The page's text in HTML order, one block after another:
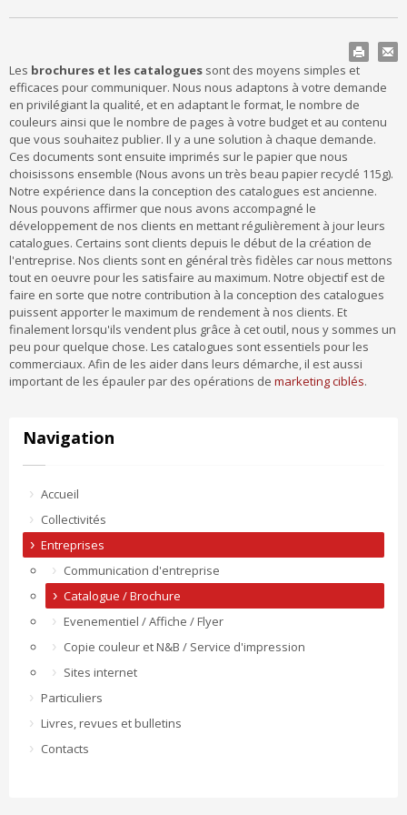
Les brochures et les catalogues sont des moyens simples et
efficaces pour communiquer. Nous nous adaptons à votre demande
en privilégiant la qualité, et en adaptant le format, le nombre de
couleurs ainsi que le nombre de pages à votre budget et au contenu
que vous souhaitez publier. Il y a une solution à chaque demande.
Ces documents sont ensuite imprimés sur le papier que nous
choisissons ensemble (Nous avons un très beau papier recyclé 115g).
Notre expérience dans la conception des catalogues est ancienne.
Nous pouvons affirmer que nous avons accompagné le
développement de nos clients en mettant régulièrement à jour leurs
catalogues. Certains sont clients depuis le début de la création de
l'entreprise. Nos clients sont en général très fidèles car nous mettons
tout en oeuvre pour les satisfaire au maximum. Notre objectif est de
faire en sorte que notre contribution à la conception des catalogues
puissent apporter le maximum de rendement à nos clients. Et
finalement lorsqu'ils vendent plus grâce à cet outil, nous y sommes un
peu pour quelque chose. Les catalogues sont essentiels pour les
commerciaux. Afin de les aider dans leurs démarche, il est aussi
important de les épauler par des opérations de marketing ciblés.
Navigation
Accueil
Collectivités
Entreprises
Communication d'entreprise
Catalogue / Brochure
Evenementiel / Affiche / Flyer
Copie couleur et N&B / Service d'impression
Sites internet
Particuliers
Livres, revues et bulletins
Contacts